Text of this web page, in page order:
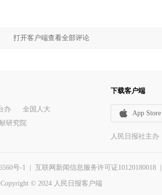
打开客户端查看全部评论
办
全国人大
研究院
下载客户端
App Store
人民日报社主办
号-1 | 互联网新闻信息服务许可证10120180018 |
Copyright © 2024 人民日报客户端